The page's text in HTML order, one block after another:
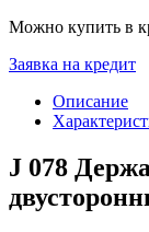
Можно купить в
Заявка на кредит
Описание
J 078